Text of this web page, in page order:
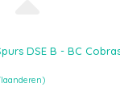
DSE B - BC